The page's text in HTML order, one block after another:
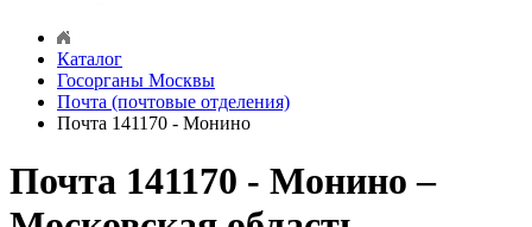
Каталог
Госорганы Москвы
Почта (почтовые отделения)
Почта 141170 - Монино
Почта 141170 - Монино –